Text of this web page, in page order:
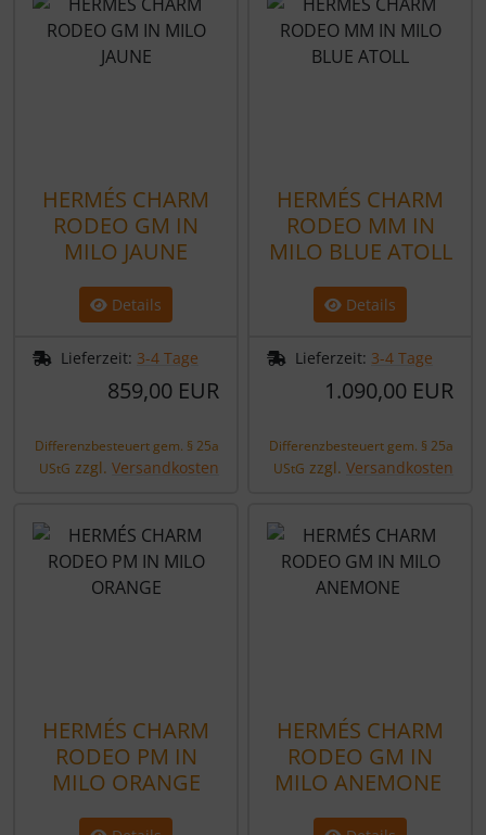
HERMÉS CHARM
RODEO GM IN
MILO JAUNE
Details
Lieferzeit: 3-4 Tage
859,00 EUR
Differenzbesteuert gem. § 25a
UStG zzgl. Versandkosten
HERMÉS CHARM
RODEO MM IN
MILO BLUE ATOLL
Details
Lieferzeit: 3-4 Tage
1.090,00 EUR
Differenzbesteuert gem. § 25a
UStG zzgl. Versandkosten
HERMÉS CHARM
RODEO PM IN
MILO ORANGE
HERMÉS CHARM
RODEO GM IN
MILO ANEMONE